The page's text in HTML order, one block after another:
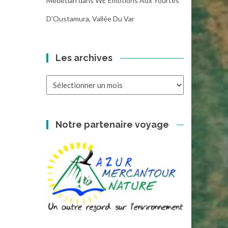
D’Oustamura, Vallée Du Var
Les archives
Notre partenaire voyage